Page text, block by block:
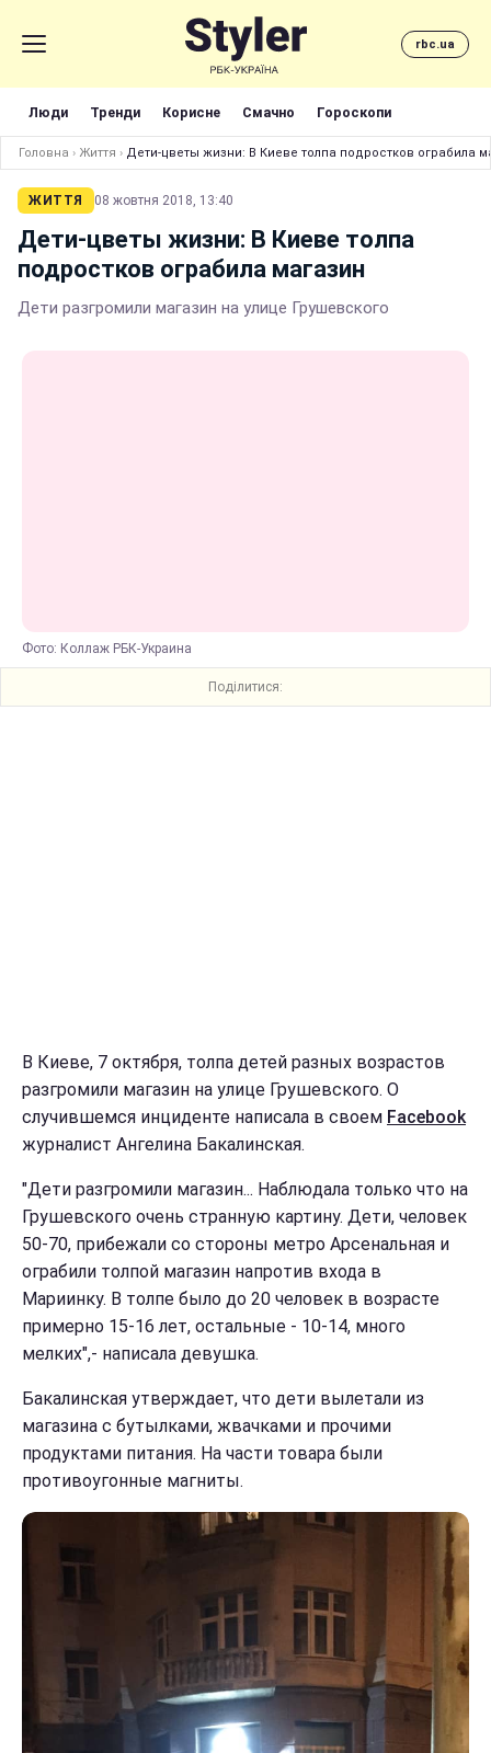
rbc.ua
Люди Тренди Корисне Смачно Гороскопи
Головна › Життя › Дети-цветы жизни: В Киеве толпа подростков ограбила
ЖИТТЯ 08 жовтня 2018, 13:40
Дети-цветы жизни: В Киеве толпа
подростков ограбила магазин
Дети разгромили магазин на улице Грушевского
Фото: Коллаж РБК-Украина
Поділитися:
В Киеве, 7 октября, толпа детей разных возрастов
разгромили магазин на улице Грушевского. О
случившемся инциденте написала в своем Facebook
журналист Ангелина Бакалинская.
"Дети разгромили магазин... Наблюдала только что на
Грушевского очень странную картину. Дети, человек
50-70, прибежали со стороны метро Арсенальная и
ограбили толпой магазин напротив входа в
Мариинку. В толпе было до 20 человек в возрасте
примерно 15-16 лет, остальные - 10-14, много
мелких",- написала девушка.
Бакалинская утверждает, что дети вылетали из
магазина с бутылками, жвачками и прочими
продуктами питания. На части товара были
противоугонные магниты.